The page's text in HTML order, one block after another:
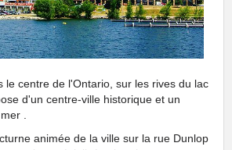
le centre de l'Ontario, sur les rives du lac
d'un centre-ville historique et un
.
animée de la ville sur la rue Dunlop